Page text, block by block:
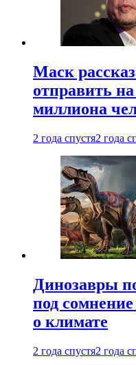
Маск
отправить
миллиона
2 года спустя2 года
Динозавры
под
о климате
2 года спустя2 года